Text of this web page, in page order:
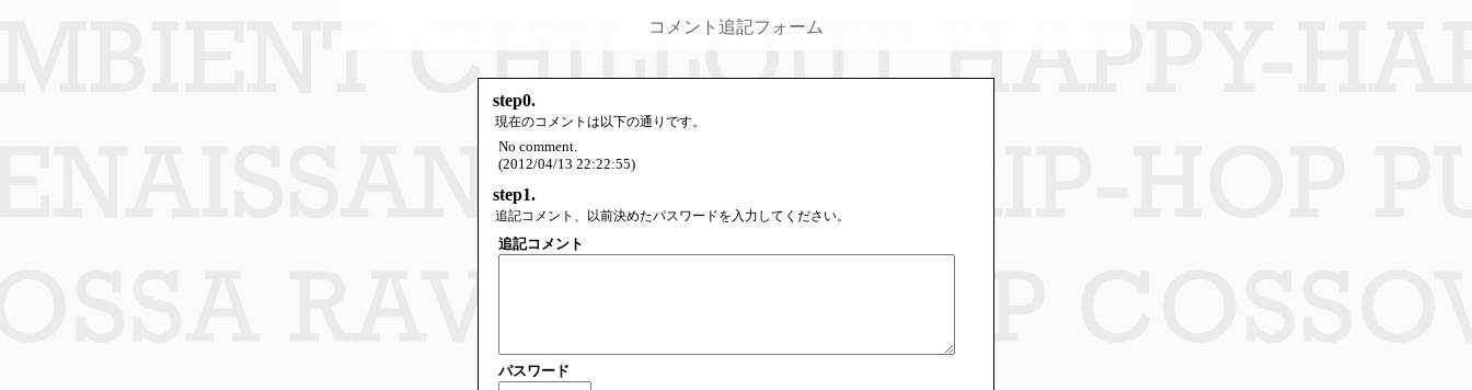
コメント追記フォーム
step0.
現在のコメントは以下の通りです。
No comment.
(2012/04/13 22:22:55)
step1.
追記コメント、以前決めたパスワードを入力してください。
追記コメント
パスワード